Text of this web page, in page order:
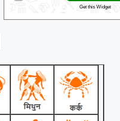
Get this Widget